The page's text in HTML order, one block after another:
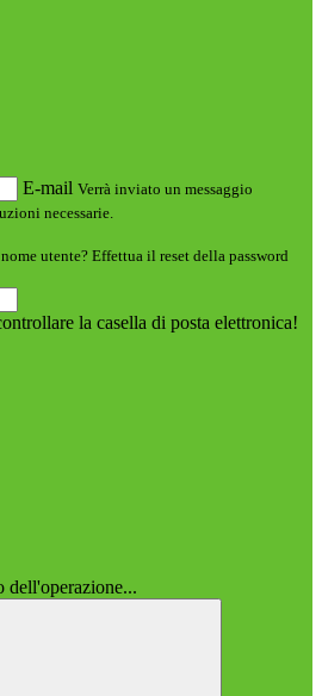
E-mail Verrà inviato un messaggio
necessarie.
utente? Effettua il reset della password
la casella di posta elettronica!
dell'operazione...